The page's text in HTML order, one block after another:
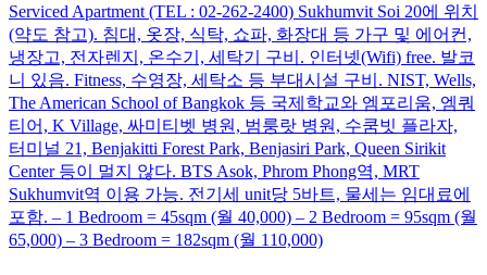
Serviced Apartment (TEL : 02-262-2400) Sukhumvit Soi 20에 위치
(약도 참고). 침대, 옷장, 식탁, 쇼파, 화장대 등 가구 및 에어컨,
냉장고, 전자렌지, 온수기, 세탁기 구비. 인터넷(Wifi) free. 발코
니 있음. Fitness, 수영장, 세탁소 등 부대시설 구비. NIST, Wells,
The American School of Bangkok 등 국제학교와 엠포리움, 엠쿼
티어, K Village, 싸미티벳 병원, 범룽랏 병원, 수쿰빗 플라자,
터미널 21, Benjakitti Forest Park, Benjasiri Park, Queen Sirikit
Center 등이 멀지 않다. BTS Asok, Phrom Phong역, MRT
Sukhumvit역 이용 가능. 전기세 unit당 5바트, 물세는 임대료에
포함. – 1 Bedroom = 45sqm (월 40,000) – 2 Bedroom = 95sqm (월
65,000) – 3 Bedroom = 182sqm (월 110,000)